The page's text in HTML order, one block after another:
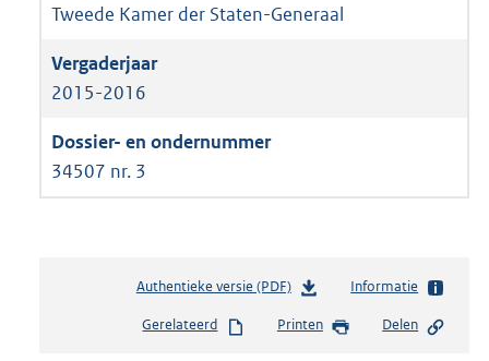
Tweede Kamer der Staten-Generaal
2015-2016
34507 nr. 3
Authentieke versie (PDF)b
s
Informatie
Gerelateerd Printen Delen